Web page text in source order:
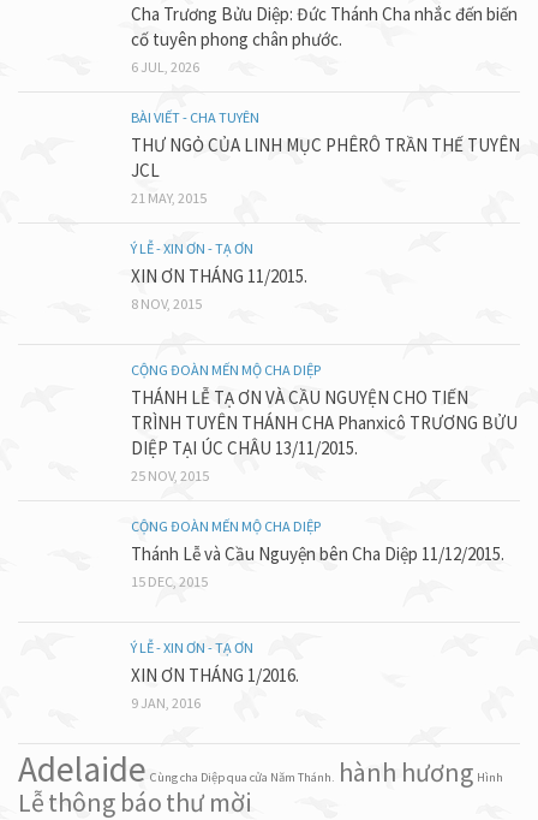
Cha Trương Bửu Diệp: Đức Thánh Cha nhắc đến biến
cố tuyên phong chân phước.
6 JUL, 2026
BÀI VIẾT - CHA TUYÊN
THƯ NGỎ CỦA LINH MỤC PHÊRÔ TRẦN THẾ TUYÊN
JCL
21 MAY, 2015
Ý LỄ - XIN ƠN - TẠ ƠN
XIN ƠN THÁNG 11/2015.
8 NOV, 2015
CỘNG ĐOÀN MẾN MỘ CHA DIỆP
THÁNH LỄ TẠ ƠN VÀ CẦU NGUYỆN CHO TIẾN
TRÌNH TUYÊN THÁNH CHA Phanxicô TRƯƠNG BỬU
DIỆP TẠI ÚC CHÂU 13/11/2015.
25 NOV, 2015
CỘNG ĐOÀN MẾN MỘ CHA DIỆP
Thánh Lễ và Cầu Nguyện bên Cha Diệp 11/12/2015.
15 DEC, 2015
Ý LỄ - XIN ƠN - TẠ ƠN
XIN ƠN THÁNG 1/2016.
9 JAN, 2016
Adelaide Cùng cha Diệp qua cửa Năm Thánh. hành hương Hình
Lễthông báothư mời